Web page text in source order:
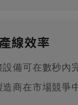
線效率
備可在數秒內
商在市場競爭